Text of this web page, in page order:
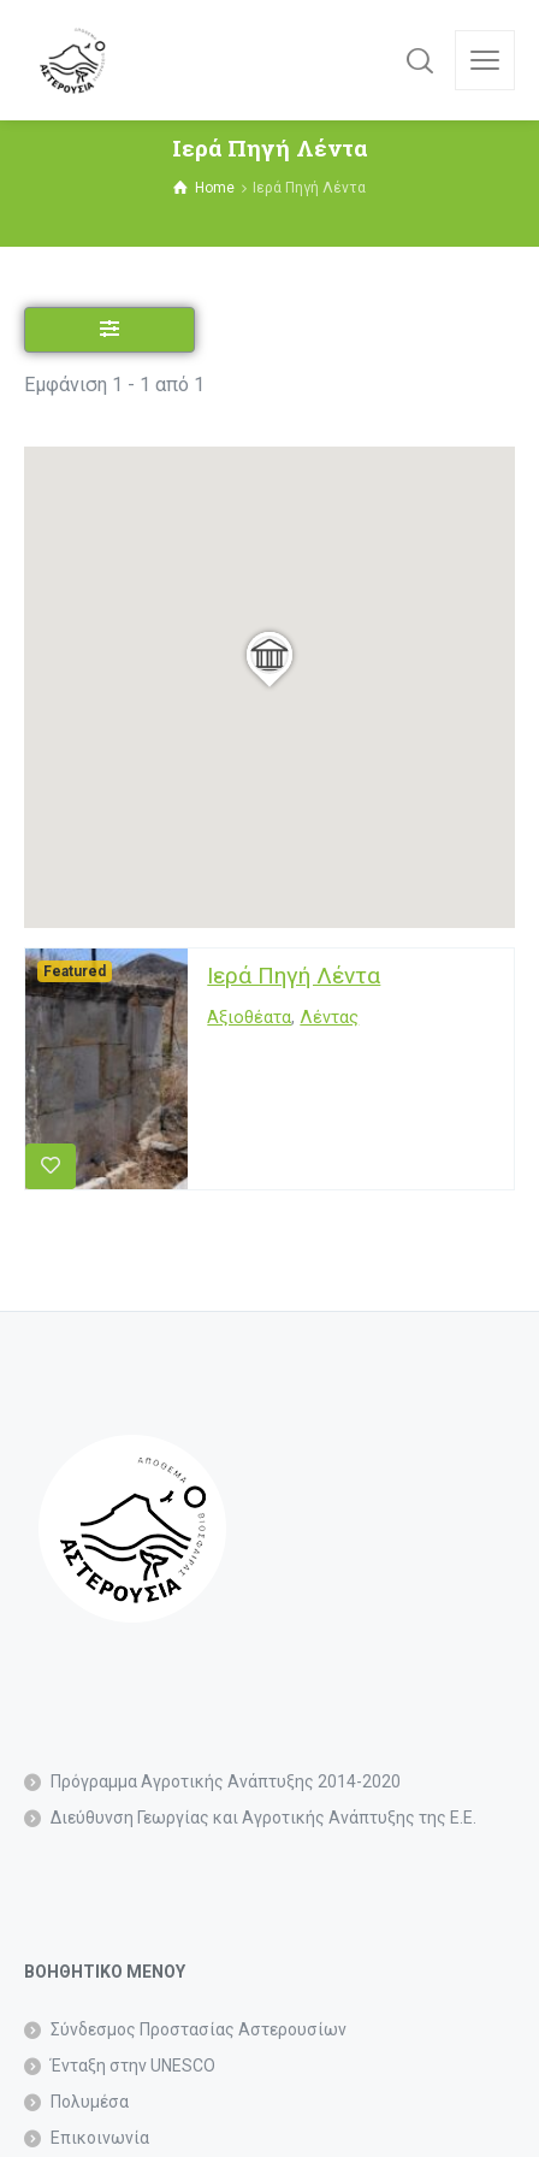
Ιερά Πηγή Λέντα
Home Ιερά Πηγή Λέντα
Εμφάνιση 1 - 1 από 1
Ιερά Πηγή Λέντα
Αξιοθέατα, Λέντας
Featured
Πρόγραμμα Αγροτικής Ανάπτυξης 2014-2020
Διεύθυνση Γεωργίας και Αγροτικής Ανάπτυξης της Ε.Ε.
ΒΟΗΘΗΤΙΚΟ ΜΕΝΟΥ
Σύνδεσμος Προστασίας Αστερουσίων
Ένταξη στην UNESCO
Πολυμέσα
Επικοινωνία